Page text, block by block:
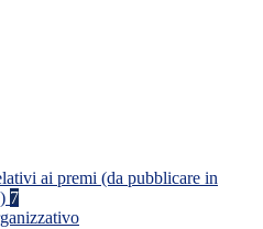
ai premi (da pubblicare in
7